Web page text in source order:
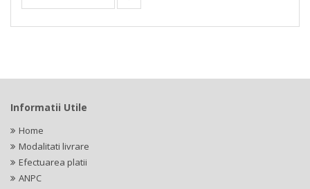
Informatii Utile
Home
Modalitati livrare
Efectuarea platii
ANPC